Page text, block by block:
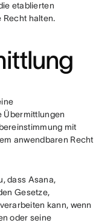
etablierten
Recht halten.
Übermittlungen
mit
anwendbaren Recht
dass Asana,
Gesetze,
kann, wenn
oder seine